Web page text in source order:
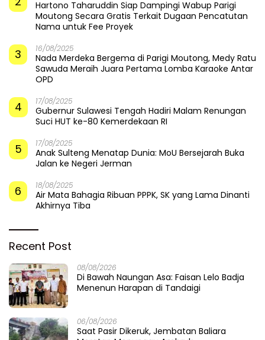
Hartono Taharuddin Siap Dampingi Wabup Parigi
Moutong Secara Gratis Terkait Dugaan Pencatutan
Nama untuk Fee Proyek
3 16/08/2025
Nada Merdeka Bergema di Parigi Moutong, Medy Ratu
Sawuda Meraih Juara Pertama Lomba Karaoke Antar
OPD
4 17/08/2025
Gubernur Sulawesi Tengah Hadiri Malam Renungan
Suci HUT ke-80 Kemerdekaan RI
5 17/08/2025
Anak Sulteng Menatap Dunia: MoU Bersejarah Buka
Jalan ke Negeri Jerman
6 18/08/2025
Air Mata Bahagia Ribuan PPPK, SK yang Lama Dinanti
Akhirnya Tiba
Recent Post
08/08/2026
Di Bawah Naungan Asa: Faisan Lelo Badja
Menenun Harapan di Tandaigi
06/08/2026
Saat Pasir Dikeruk, Jembatan Baliara